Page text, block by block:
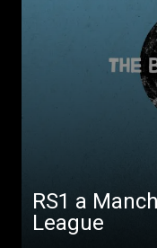
RS1 a
League